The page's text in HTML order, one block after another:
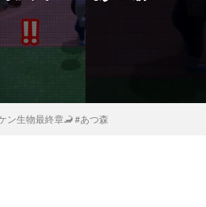
ン生物最終章🦂 #あつ森